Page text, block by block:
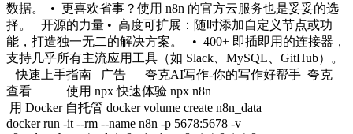
数据。 • 更喜欢省事？使用 n8n 的官方云服务也是妥妥的选
择。 开源的力量 • 高度可扩展：随时添加自定义节点或功
能，打造独一无二的解决方案。 • 400+ 即插即用的连接器，
支持几乎所有主流应用工具（如 Slack、MySQL、GitHub）。
快速上手指南 广告 夸克AI写作-你的写作好帮手 夸克
查看 使用 npx 快速体验 npx n8n
用 Docker 自托管 docker volume create n8n_data
docker run -it --rm --name n8n -p 5678:5678 -v